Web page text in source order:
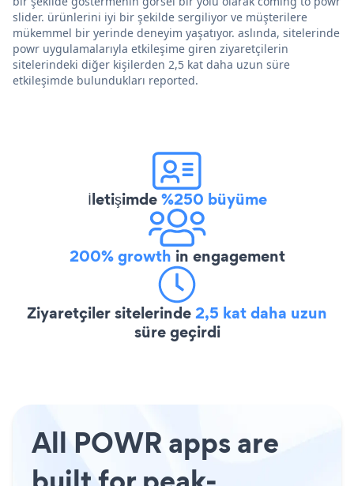
slider. ürünlerini iyi bir şekilde sergiliyor ve müşterilere
mükemmel bir yerinde deneyim yaşatıyor. aslında, sitelerinde
powr uygulamalarıyla etkileşime giren ziyaretçilerin
sitelerindeki diğer kişilerden 2,5 kat daha uzun süre
etkileşimde bulundukları reported.
İletişimde%250 büyüme
200% growth in engagement
Ziyaretçiler sitelerinde2,5 kat daha uzun
süre geçirdi
All POWR apps are